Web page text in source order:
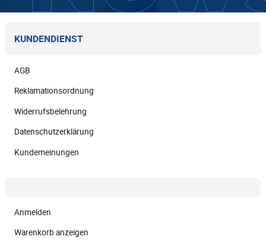
KUNDENDIENST
AGB
Reklamationsordnung
Widerrufsbelehrung
Datenschutzerklärung
Kundemeinungen
Anmelden
Warenkorb anzeigen